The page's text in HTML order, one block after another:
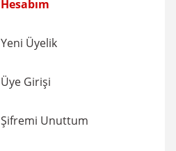
Hesabım
Yeni Üyelik
Üye Girişi
Şifremi Unuttum